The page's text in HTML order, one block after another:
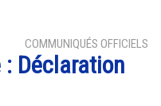
COMMUNIQUÉS OFFICIELS
Déclaration